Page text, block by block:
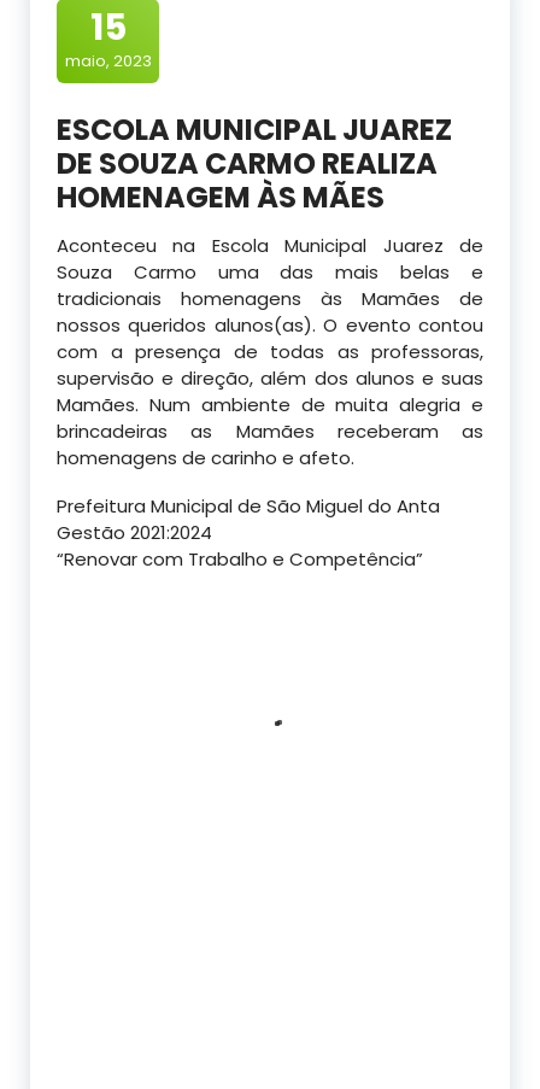
15
maio, 2023
ESCOLA MUNICIPAL JUAREZ
DE SOUZA CARMO REALIZA
HOMENAGEM ÀS MÃES
Aconteceu na Escola Municipal Juarez de
Souza Carmo uma das mais belas e
tradicionais homenagens às Mamães de
nossos queridos alunos(as). O evento contou
com a presença de todas as professoras,
supervisão e direção, além dos alunos e suas
Mamães. Num ambiente de muita alegria e
brincadeiras as Mamães receberam as
homenagens de carinho e afeto.
Prefeitura Municipal de São Miguel do Anta
Gestão 2021:2024
“Renovar com Trabalho e Competência”